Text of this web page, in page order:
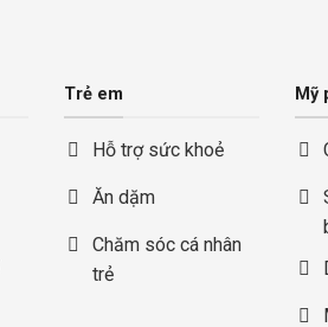
Trẻ em
Hỗ trợ sức khoẻ
Ăn dặm
Chăm sóc cá nhân
trẻ
Mỹ